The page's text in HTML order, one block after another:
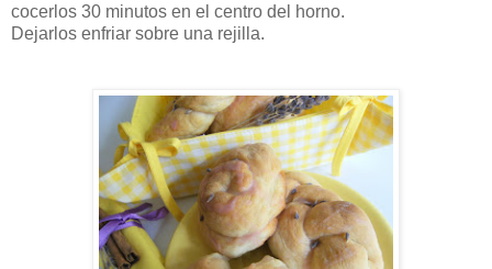
cocerlos 30 minutos en el centro del horno.
Dejarlos enfriar sobre una rejilla.